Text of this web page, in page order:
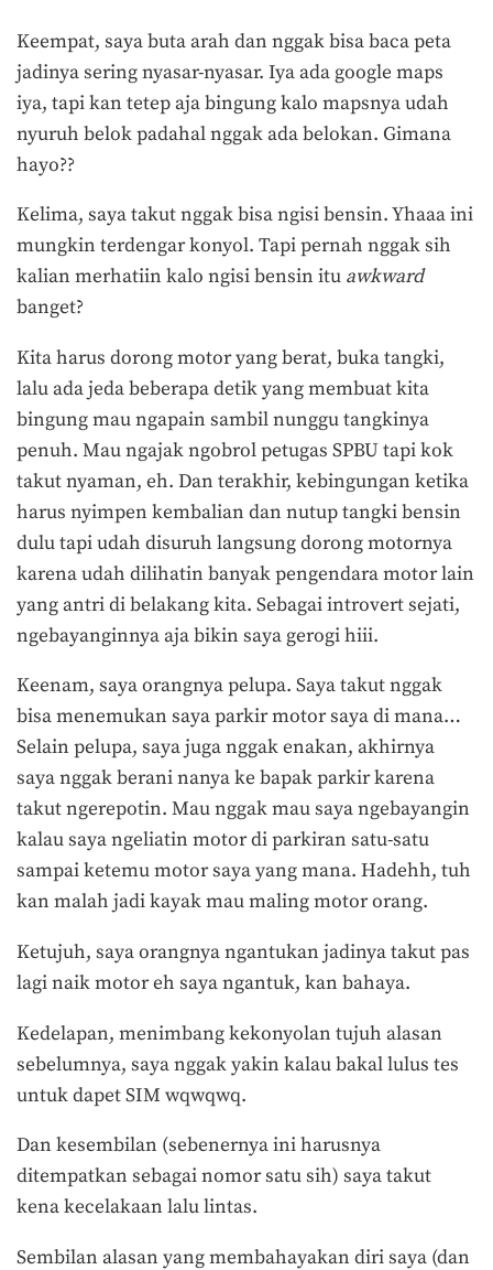
Keempat, saya buta arah dan nggak bisa baca peta
jadinya sering nyasar-nyasar. Iya ada google maps
iya, tapi kan tetep aja bingung kalo mapsnya udah
nyuruh belok padahal nggak ada belokan. Gimana
hayo??
Kelima, saya takut nggak bisa ngisi bensin. Yhaaa ini
mungkin terdengar konyol. Tapi pernah nggak sih
kalian merhatiin kalo ngisi bensin itu awkward
banget?
Kita harus dorong motor yang berat, buka tangki,
lalu ada jeda beberapa detik yang membuat kita
bingung mau ngapain sambil nunggu tangkinya
penuh. Mau ngajak ngobrol petugas SPBU tapi kok
takut nyaman, eh. Dan terakhir, kebingungan ketika
harus nyimpen kembalian dan nutup tangki bensin
dulu tapi udah disuruh langsung dorong motornya
karena udah dilihatin banyak pengendara motor lain
yang antri di belakang kita. Sebagai introvert sejati,
ngebayanginnya aja bikin saya gerogi hiii.
Keenam, saya orangnya pelupa. Saya takut nggak
bisa menemukan saya parkir motor saya di mana…
Selain pelupa, saya juga nggak enakan, akhirnya
saya nggak berani nanya ke bapak parkir karena
takut ngerepotin. Mau nggak mau saya ngebayangin
kalau saya ngeliatin motor di parkiran satu-satu
sampai ketemu motor saya yang mana. Hadehh, tuh
kan malah jadi kayak mau maling motor orang.
Ketujuh, saya orangnya ngantukan jadinya takut pas
lagi naik motor eh saya ngantuk, kan bahaya.
Kedelapan, menimbang kekonyolan tujuh alasan
sebelumnya, saya nggak yakin kalau bakal lulus tes
untuk dapet SIM wqwqwq.
Dan kesembilan (sebenernya ini harusnya
ditempatkan sebagai nomor satu sih) saya takut
kena kecelakaan lalu lintas.
Sembilan alasan yang membahayakan diri saya (dan